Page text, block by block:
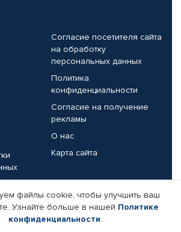
Согласие посетителя сайта
на обработку
персональных данных
Политика
конфиденциальности
Согласие на получение
рекламы
О нас
Карта сайта
Реквизиты компании
файлы cookie, чтобы улучшить ваш
Узнайте больше в нашей Политике
конфиденциальности.